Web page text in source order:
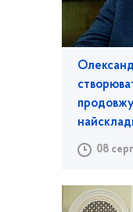
08